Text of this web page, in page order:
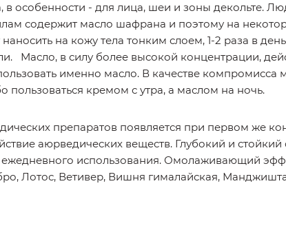
в особенности - для лица, шеи и зоны декольте.
содержит масло шафрана и поэтому на
на кожу тела тонким слоем, 1-2 раза в
Масло, в силу более высокой концентрации,
именно масло. В качестве
пользоваться кремом с утра, а маслом на ночь.
препаратов появляется при первом же
аюрведических веществ. Глубокий и
использования. Омолаживающий
Лотос, Ветивер, Вишня гималайская,